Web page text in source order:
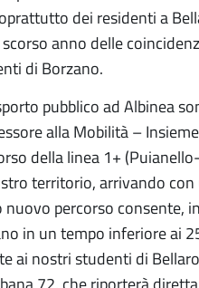
dei residenti a
anno delle
di Borzano.
pubblico ad Albinea
alla Mobilità –
della linea 1+
territorio, arrivando
percorso consente,
in un tempo inferiore ai
ai nostri studenti di
72, che riporterà